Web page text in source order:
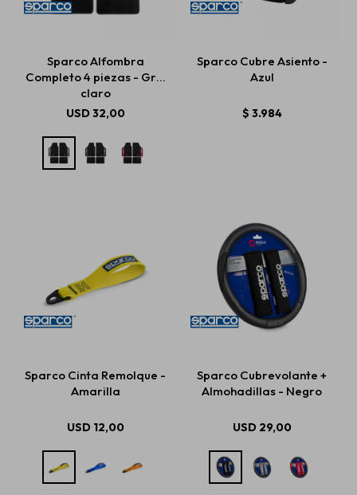
Sparco Alfombra
Completo 4 piezas - Gris
claro
USD32,00
Sparco Cubre Asiento -
Azul
$ 3.984
Sparco Cinta Remolque -
Amarilla
USD 12,00
Sparco Cubrevolante +
Almohadillas - Negro
USD 29,00